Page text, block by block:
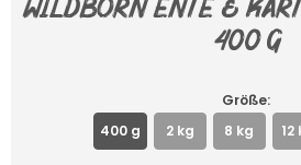
Wildborn Ente &
400 g
Größe:
400 g
2 kg 8 kg 12